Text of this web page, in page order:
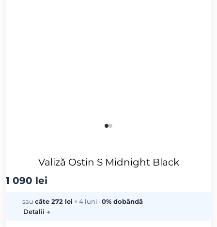
Valiză Ostin S Midnight Black
1 090 lei
sau câte 272 lei × 4 luni ·0% dobândă
Detalii →